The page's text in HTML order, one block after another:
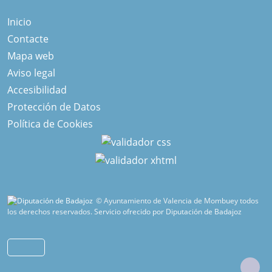
Inicio
Contacte
Mapa web
Aviso legal
Accesibilidad
Protección de Datos
Política de Cookies
© Ayuntamiento de Valencia de Mombuey todos
los derechos reservados.Servicio ofrecido por Diputación de Badajoz